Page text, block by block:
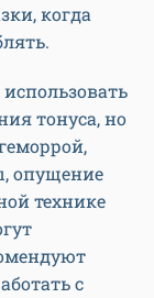
когда
тонуса, но
опущение
технике
с